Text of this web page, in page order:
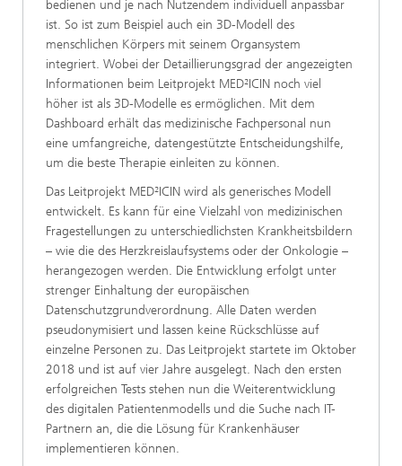
bedienen und je nach Nutzendem individuell anpassbar
ist. So ist zum Beispiel auch ein 3D-Modell des
menschlichen Körpers mit seinem Organsystem
integriert. Wobei der Detaillierungsgrad der angezeigten
Informationen beim Leitprojekt MED²ICIN noch viel
höher ist als 3D-Modelle es ermöglichen. Mit dem
Dashboard erhält das medizinische Fachpersonal nun
eine umfangreiche, datengestützte Entscheidungshilfe,
um die beste Therapie einleiten zu können.
Das Leitprojekt MED²ICIN wird als generisches Modell
entwickelt. Es kann für eine Vielzahl von medizinischen
Fragestellungen zu unterschiedlichsten Krankheitsbildern
– wie die des Herzkreislaufsystems oder der Onkologie –
herangezogen werden. Die Entwicklung erfolgt unter
strenger Einhaltung der europäischen
Datenschutzgrundverordnung. Alle Daten werden
pseudonymisiert und lassen keine Rückschlüsse auf
einzelne Personen zu. Das Leitprojekt startete im Oktober
2018 und ist auf vier Jahre ausgelegt. Nach den ersten
erfolgreichen Tests stehen nun die Weiterentwicklung
des digitalen Patientenmodells und die Suche nach IT-
Partnern an, die die Lösung für Krankenhäuser
implementieren können.